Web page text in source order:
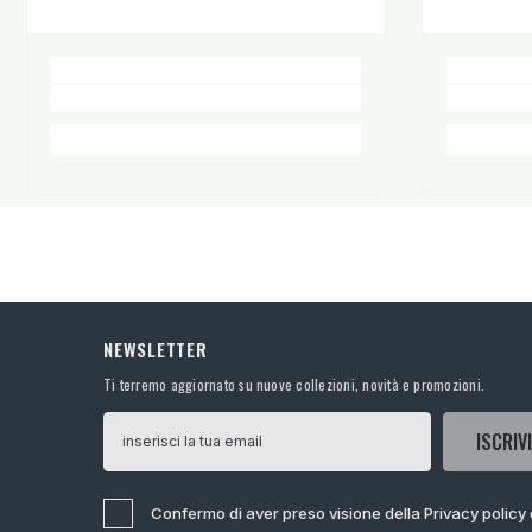
NEWSLETTER
Ti terremo aggiornato su nuove collezioni, novità e promozioni.
Confermo di aver preso visione della Privacy policy